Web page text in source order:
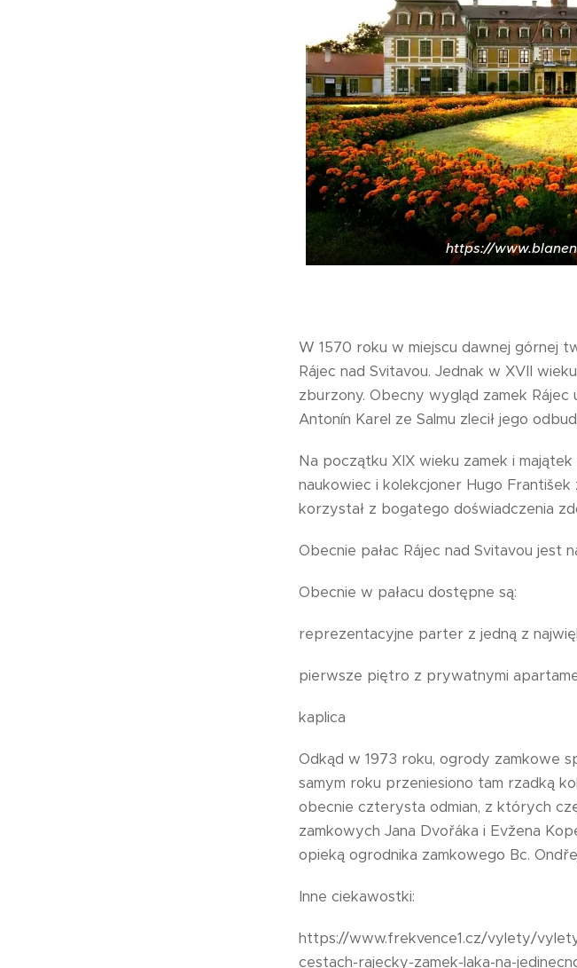
https://
W 1570 roku w miejscu dawnej górnej
Rájec nad Svitavou. Jednak w XVII
zburzony. Obecny wygląd zamek
Antonín Karel ze Salmu zlecił jego
Na początku XIX wieku zamek i
naukowiec i kolekcjoner Hugo
korzystał z bogatego doświadczenia
Obecnie pałac Rájec nad Svitavou jest
Obecnie w pałacu dostępne są:
reprezentacyjne parter z jedną z
pierwsze piętro z prywatnymi
kaplica
Odkąd w 1973 roku, ogrody zamkowe
samym roku przeniesiono tam rzadką
obecnie czterysta odmian, z których
zamkowych Jana Dvořáka i Evžena
opieką ogrodnika zamkowego Bc.
Inne ciekawostki:
https://www.frekvence1.cz/vylety/
cestach-rajecky-zamek-laka-na-